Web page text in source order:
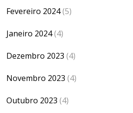
Fevereiro 2024(5)
Janeiro 2024(4)
Dezembro 2023 (4)
Novembro 2023 (4)
Outubro 2023 (4)